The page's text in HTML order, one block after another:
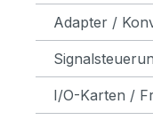
Adapter /
I/O-Karten /